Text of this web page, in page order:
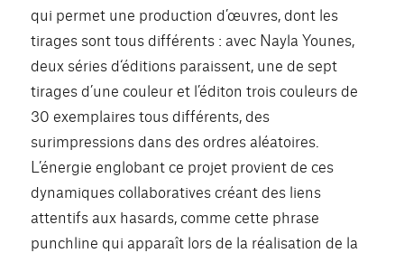
qui permet une production d’œuvres, dont les
tirages sont tous différents : avec Nayla Younes,
deux séries d‘éditions paraissent, une de sept
tirages d’une couleur et l’éditon trois couleurs de
30 exemplaires tous différents, des
surimpressions dans des ordres aléatoires.
L’énergie englobant ce projet provient de ces
dynamiques collaboratives créant des liens
attentifs aux hasards, comme cette phrase
punchline qui apparaît lors de la réalisation de la